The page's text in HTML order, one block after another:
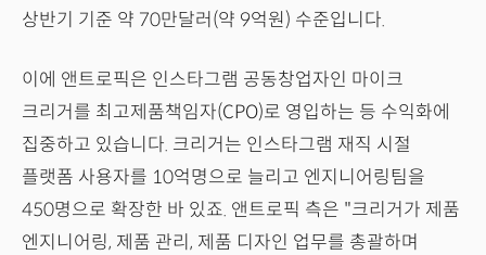
상반기 기준 약 70만달러(약 9억원) 수준입니다.
이에 앤트로픽은 인스타그램 공동창업자인 마이크
크리거를 최고제품책임자(CPO)로 영입하는 등 수익화에
집중하고 있습니다. 크리거는 인스타그램 재직 시절
플랫폼 사용자를 10억명으로 늘리고 엔지니어링팀을
450명으로 확장한 바 있죠. 앤트로픽 측은 "크리거가 제품
엔지니어링, 제품 관리, 제품 디자인 업무를 총괄하며